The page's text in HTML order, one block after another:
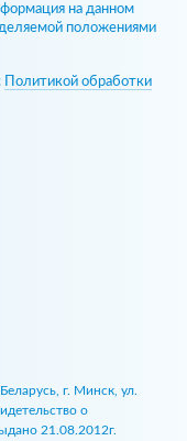
на данном
положениями
Политикой обработки
г. Минск, ул.
о
21.08.2012г.